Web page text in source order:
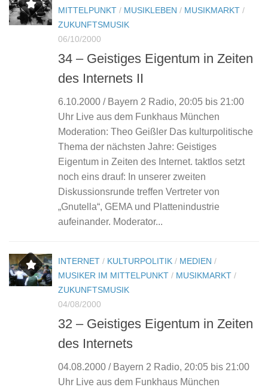
MITTELPUNKT / MUSIKLEBEN / MUSIKMARKT /
ZUKUNFTSMUSIK
06/10/2000
34 – Geistiges Eigentum in Zeiten
des Internets II
6.10.2000 / Bayern 2 Radio, 20:05 bis 21:00
Uhr Live aus dem Funkhaus München
Moderation: Theo Geißler Das kulturpolitische
Thema der nächsten Jahre: Geistiges
Eigentum in Zeiten des Internet. taktlos setzt
noch eins drauf: In unserer zweiten
Diskussionsrunde treffen Vertreter von
„Gnutella“, GEMA und Plattenindustrie
aufeinander. Moderator...
INTERNET / KULTURPOLITIK / MEDIEN /
MUSIKER IM MITTELPUNKT / MUSIKMARKT /
ZUKUNFTSMUSIK
04/08/2000
32 – Geistiges Eigentum in Zeiten
des Internets
04.08.2000 / Bayern 2 Radio, 20:05 bis 21:00
Uhr Live aus dem Funkhaus München